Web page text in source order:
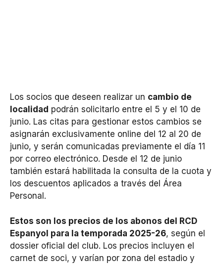
Los socios que deseen realizar un cambio de
localidad podrán solicitarlo entre el 5 y el 10 de
junio. Las citas para gestionar estos cambios se
asignarán exclusivamente online del 12 al 20 de
junio, y serán comunicadas previamente el día 11
por correo electrónico. Desde el 12 de junio
también estará habilitada la consulta de la cuota y
los descuentos aplicados a través del Área
Personal.
Estos son los precios de los abonos del RCD
Espanyol para la temporada 2025-26, según el
dossier oficial del club. Los precios incluyen el
carnet de soci, y varían por zona del estadio y